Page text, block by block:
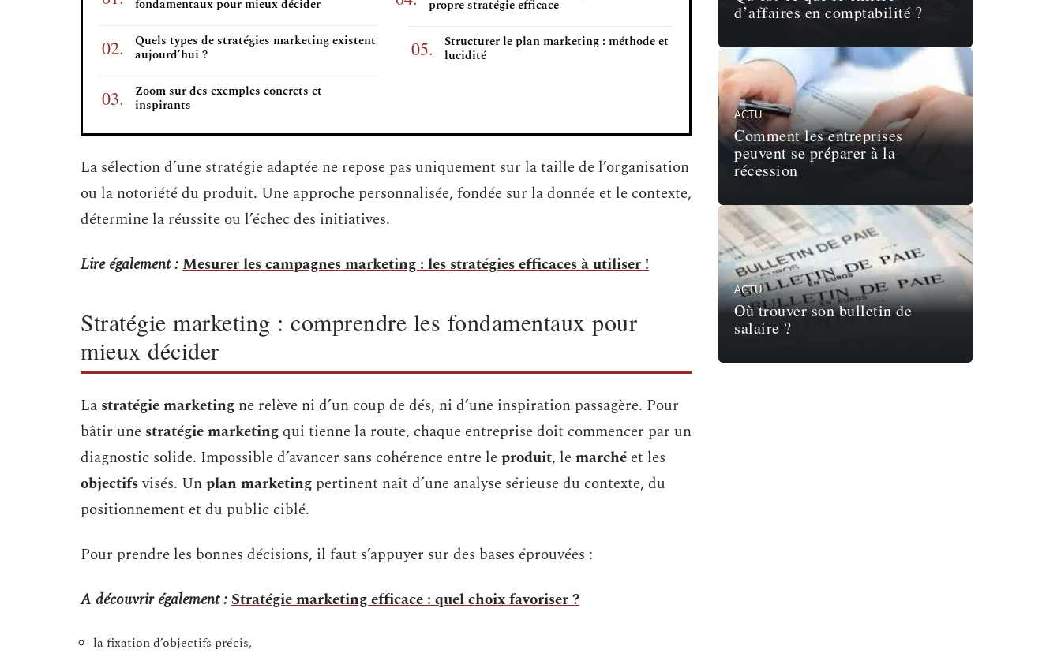
fondamentaux pour mieux décider
Quels types de stratégies marketing existent
aujourd’hui ?
Zoom sur des exemples concrets et
inspirants
propre stratégie efficace
Structurer le plan marketing : méthode et
lucidité
La sélection d’une stratégie adaptée ne repose pas uniquement sur la taille de l’organisation
ou la notoriété du produit. Une approche personnalisée, fondée sur la donnée et le contexte,
détermine la réussite ou l’échec des initiatives.
Lire également :Mesurer les campagnes marketing : les stratégies efficaces à utiliser !
Stratégie marketing : comprendre les fondamentaux pour
mieux décider
La stratégie marketing ne relève ni d’un coup de dés, ni d’une inspiration passagère. Pour
bâtir une stratégie marketing qui tienne la route, chaque entreprise doit commencer par un
diagnostic solide. Impossible d’avancer sans cohérence entre leproduit, lemarché et les
objectifsvisés. Unplan marketing pertinent naît d’une analyse sérieuse du contexte, du
positionnement et du public ciblé.
Pour prendre les bonnes décisions, il faut s’appuyer sur des bases éprouvées :
A découvrir également :Stratégie marketing efficace : quel choix favoriser ?
la fixation d’objectifs précis,
d’affaires en comptabilité ?
ACTU
Comment les entreprises
peuvent se préparer à la
récession
ACTU
Où trouver son bulletin de
salaire ?